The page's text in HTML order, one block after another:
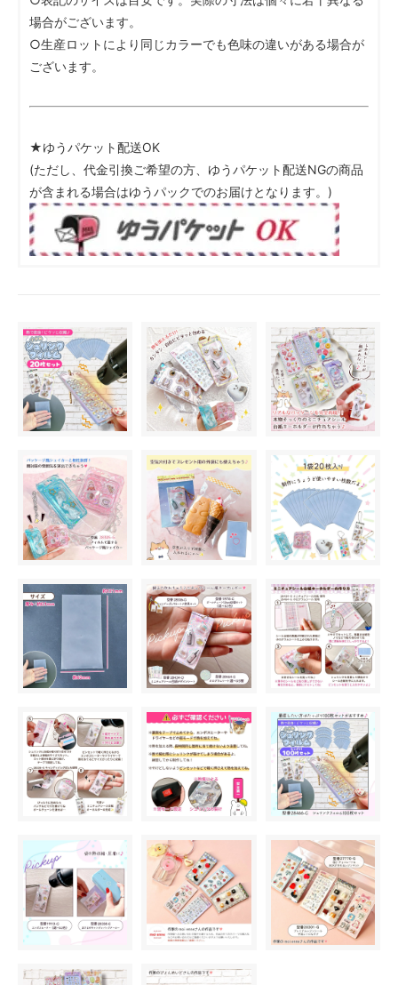
場合がございます。
○生産ロットにより同じカラーでも色味の違いがある場合が
ございます。
★ゆうパケット配送OK
(ただし、代金引換ご希望の方、ゆうパケット配送NGの商品
が含まれる場合はゆうパックでのお届けとなります。)